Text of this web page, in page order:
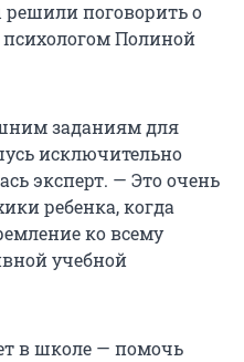
решили поговорить о
Полиной
заданиям для
исключительно
эксперт. — Это очень
ребенка, когда
ко всему
учебной
в школе — помочь